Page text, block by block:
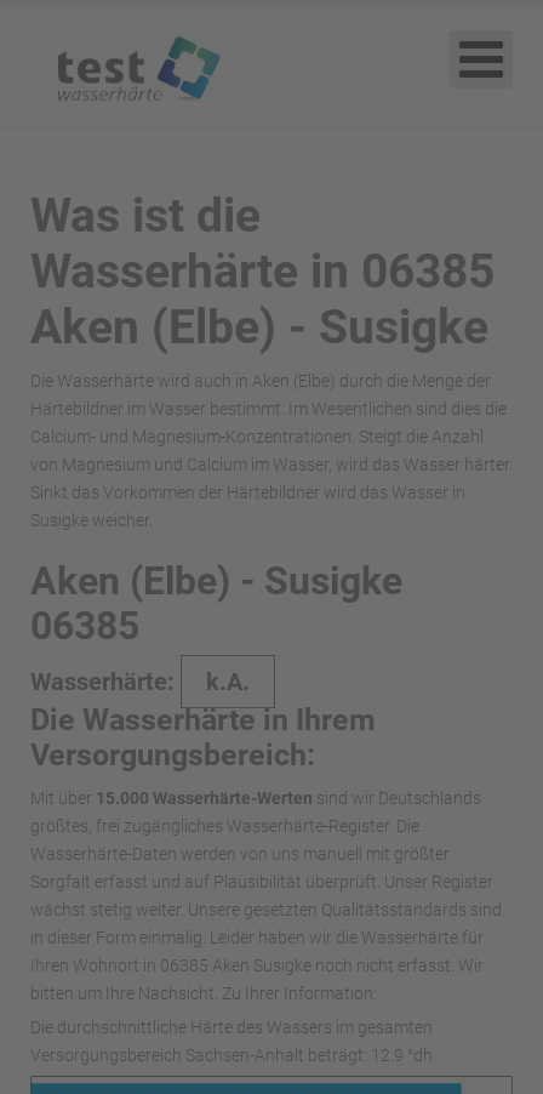
Was ist die
Wasserhärte in 06385
Aken (Elbe) - Susigke
Die Wasserhärte wird auch in Aken (Elbe) durch die Menge der
Härtebildner im Wasser bestimmt. Im Wesentlichen sind dies die
Calcium- und Magnesium-Konzentrationen. Steigt die Anzahl
von Magnesium und Calcium im Wasser, wird das Wasser härter.
Sinkt das Vorkommen der Härtebildner wird das Wasser in
Susigke weicher.
Aken (Elbe) - Susigke
06385
Wasserhärte: k.A.
Die Wasserhärte in Ihrem
Versorgungsbereich:
Mit über 15.000 Wasserhärte-Werten sind wir Deutschlands
größtes, frei zugängliches Wasserhärte-Register. Die
Wasserhärte-Daten werden von uns manuell mit größter
Sorgfalt erfasst und auf Plausibilität überprüft. Unser Register
wächst stetig weiter. Unsere gesetzten Qualitätsstandards sind
in dieser Form einmalig. Leider haben wir die Wasserhärte für
Ihren Wohnort in 06385 Aken Susigke noch nicht erfasst. Wir
bitten um Ihre Nachsicht. Zu Ihrer Information:
Die durchschnittliche Härte des Wassers im gesamten
Versorgungsbereich Sachsen-Anhalt beträgt: 12.9 °dh